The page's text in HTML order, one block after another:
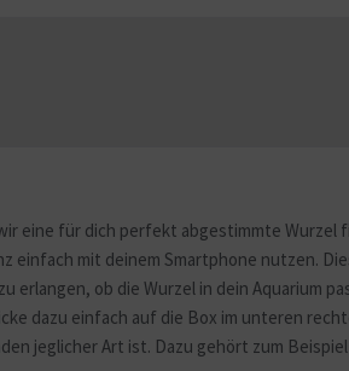
eine für dich perfekt abgestimmte Wurzel
einfach mit deinem Smartphone nutzen.
ob die Wurzel in dein Aquarium
dazu einfach auf die Box im unteren
jeglicher Art ist. Dazu gehört zum